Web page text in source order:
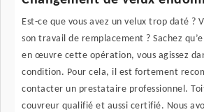
Est-ce que vous avez un velux trop daté ?
son travail de remplacement ? Sachez
en œuvre cette opération, vous agissez
condition. Pour cela, il est fortement
contacter un prestataire professionnel.
couvreur qualifié et aussi certifié. Nous